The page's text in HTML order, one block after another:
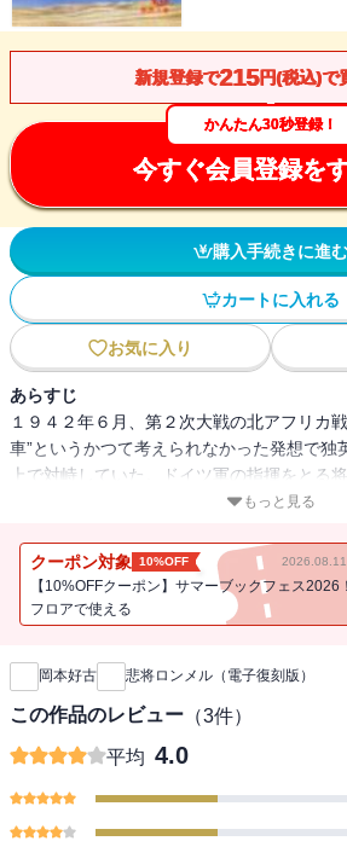
新規登録で215円(税込)で
かんたん30秒登録！
今すぐ会員登録を
購入手続きに進む
カートに入れる
お気に入り
あらすじ
１９４２年６月、第２次大戦の北アフリカ
車”というかつて考えられなかった発想で独
上で対峙していた。ドイツ軍の指揮をとる
神話を背負う国民的英雄であったが、若き
トラーからもうとんじられる将軍の壮烈な
もっと見る
クーポン対象 10%OFF
【10%OFFクーポン】サマーブックフェス2026
フロアで使える
新刊通知
岡本好古 悲将ロンメル（電子復刻版）
この作品のレビュー （3件）
平均 4.0